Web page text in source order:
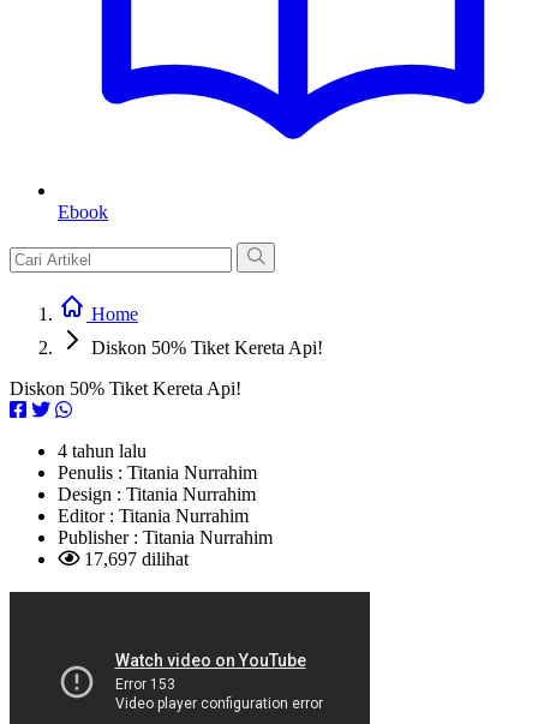
Ebook
Home
Diskon 50% Tiket Kereta Api!
Diskon 50% Tiket Kereta Api!
4 tahun lalu
Penulis : Titania Nurrahim
Design : Titania Nurrahim
Editor : Titania Nurrahim
Publisher : Titania Nurrahim
17,697 dilihat